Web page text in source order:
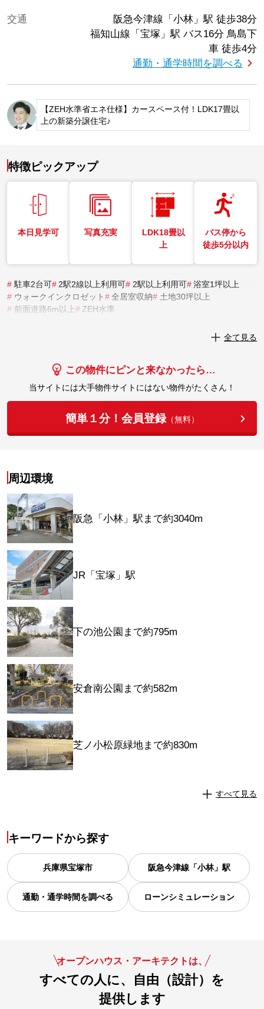
交通 阪急今津線「小林」駅 徒歩38分
福知山線「宝塚」駅 バス16分 鳥島下
車 徒歩4分
通勤・通学時間を調べる
【ZEH水準省エネ仕様】カースペース付！LDK17畳以
上の新築分譲住宅♪
特徴ピックアップ
本日見学可 写真充実
LDK18畳以
上
バス停から
徒歩5分以内
# 駐車2台可# 2駅2線以上利用可# 2駅以上利用可# 浴室1坪以上
# ウォークインクロゼット# 全居室収納# 土地30坪以上
# 前面道路6m以上# ZEH水準
実際にこの物件を見学してみませんか？
実際に見学してみる
全て見る
この物件にピンと来なかったら…
当サイトには大手物件サイトにはない物件がたくさん！
簡単１分！会員登録（無料）
周辺環境
阪急「小林」駅まで約3040m
JR「宝塚」駅
下の池公園まで約795m
安倉南公園まで約582m
芝ノ小松原緑地まで約830m
すべて見る
キーワードから探す
兵庫県宝塚市 阪急今津線「小林」駅
通勤・通学時間を調べる ローンシミュレーション
オープンハウス・アーキテクトは、
すべての人に、自由（設計）を
提供します